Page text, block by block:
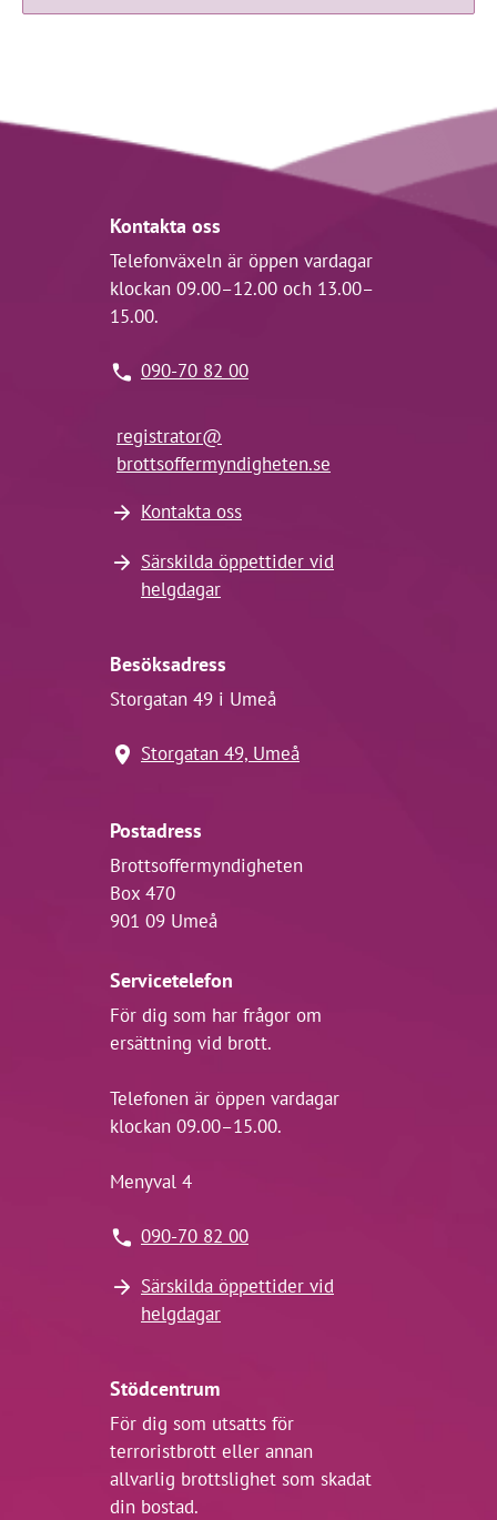
Kontakta oss
Telefonväxeln är öppen vardagar
klockan 09.00–12.00 och 13.00–
15.00.
090-70 82 00
registrator@
brottsoffermyndigheten.se
Kontakta oss
Särskilda öppettider vid
helgdagar
Besöksadress
Storgatan 49 i Umeå
Storgatan 49, Umeå
Postadress
Brottsoffermyndigheten
Box 470
901 09 Umeå
Servicetelefon
För dig som har frågor om
ersättning vid brott.
Telefonen är öppen vardagar
klockan 09.00–15.00.
Menyval 4
090-70 82 00
Särskilda öppettider vid
helgdagar
Stödcentrum
För dig som utsatts för
terroristbrott eller annan
allvarlig brottslighet som skadat
din bostad.